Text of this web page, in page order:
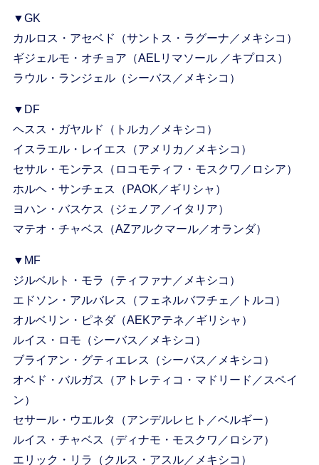
▼GK
カルロス・アセベド（サントス・ラグーナ／メキシコ）
ギジェルモ・オチョア（AELリマソール ／キプロス）
ラウル・ランジェル（シーバス／メキシコ）
▼DF
ヘスス・ガヤルド（トルカ／メキシコ）
イスラエル・レイエス（アメリカ／メキシコ）
セサル・モンテス（ロコモティフ・モスクワ／ロシア）
ホルヘ・サンチェス（PAOK／ギリシャ）
ヨハン・バスケス（ジェノア／イタリア）
マテオ・チャベス（AZアルクマール／オランダ）
▼MF
ジルベルト・モラ（ティファナ／メキシコ）
エドソン・アルバレス（フェネルバフチェ／トルコ）
オルベリン・ピネダ（AEKアテネ／ギリシャ）
ルイス・ロモ（シーバス／メキシコ）
ブライアン・グティエレス（シーバス／メキシコ）
オベド・バルガス（アトレティコ・マドリード／スペイ
ン）
セサール・ウエルタ（アンデルレヒト／ベルギー）
ルイス・チャベス（ディナモ・モスクワ／ロシア）
エリック・リラ（クルス・アスル／メキシコ）